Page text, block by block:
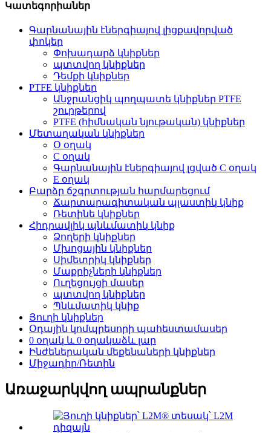
Կատեգորիաներ
Գարնանային էներգիայով լիցքավորված
փոկեր
Փոխադարձ կնիքներ
պտտվող կնիքներ
Դեմքի կնիքներ
PTFE կնիքներ
Անջրանցիկ պողպատե կնիքներ PTFE
շուրթերով
PTFE (հիմնական նյութական) կնիքներ
Մետաղական կնիքներ
Օ օղակ
C օղակ
Գարնանային էներգիայով լցված C օղակ
E օղակ
Բարձր ճշգրտության հարմարեցում
Ճարտարագիտական ​​պլաստիկ կնիք
Ռետինե կնիքներ
Հիդրավլիկ պնևմատիկ կնիք
Ձողերի կնիքներ
Մխոցային կնիքներ
Սիմետրիկ կնիքներ
Մաքրիչների կնիքներ
Ուղեցույցի մասեր
պտտվող կնիքներ
Պնևմատիկ կնիք
Յուղի կնիքներ
Օդային կոմպրեսորի պահեստամասեր
0 օղակ և 0 օղակաձև լար
Ինժեներական մեքենաների կնիքներ
Միջադիր/Ռետին
Առաջարկվող ապրանքներ